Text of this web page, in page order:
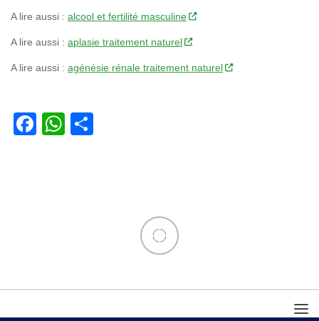
A lire aussi : alcool et fertilité masculine
A lire aussi : aplasie traitement naturel
A lire aussi : agénésie rénale traitement naturel
Facebook
WhatsApp